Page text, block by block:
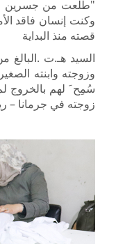
"طلعت من جسرين
وكنت إنسان فاقد
قصته منذ البداية
وزوجته وابنته
سُمِح َ لهم بالخروج
زوجته في جرمانا –